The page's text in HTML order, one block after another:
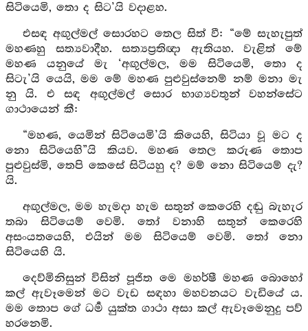
සිටියෙමි, තො ද සිට’යි වදාළහ.
එසඳ අඟුල්මල් සොරහට තෙල සිත් වී: “මේ සැහැපුත්
මහණහු සත්‍යවාදීහ. සත්‍යප්‍රතිඥා ඇතියහ. වැළිත් මේ
මහණ යනුයේ මැ ‘අඟුල්මල, මම සිටියෙමි, තො ද
සිටැ’යි යෙයි, මම මේ මහණ පුළුවුස්නෙම් නම් මනා මැ
නු යි. එ සඳ අඟුල්මල් සොර භාග්‍යවතුන් වහන්සේට
ගාථායෙන් කී:
“මහණ, යෙමින් සිටියෙමි’යි කියෙහි, සිටියා වූ මට ද
නො සිටියෙහි”යි කියව. මහණ තෙල කරුණ තොප
පුළුවුස්මි, තෙපි කෙසේ සිටියහු ද? මම් නො සිටියෙම් දැ?
යි.
අඟුල්මල, මම හැමදා හැම සතුන් කෙරෙහි දඬු බැහැර
තබා සිටියෙම් වෙමි. තෝ වනාහි සතුන් කෙරෙහි
අසංයතයෙහි, එයින් මම සිටියෙම් වෙමි. තෝ නො
සිටියෙහි යි.
දෙව්මිනිසුන් විසින් පූජිත මෙ මහර්ෂී මහණ බොහෝ
කල් ඇවෑමෙන් මට වැඩ සඳහා මහවනයට වැඩියේ ය.
මම තොප ගේ ධර්‍ම යුක්ත ගාථා අසා කල් ඇවෑමෙනුදු පව්
හරනෙමි.